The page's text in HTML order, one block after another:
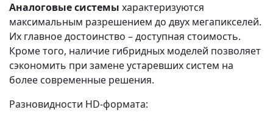
Аналоговые системы характеризуются
максимальным разрешением до двух мегапикселей.
Их главное достоинство – доступная стоимость.
Кроме того, наличие гибридных моделей позволяет
сэкономить при замене устаревших систем на
более современные решения.
Разновидности HD-формата: